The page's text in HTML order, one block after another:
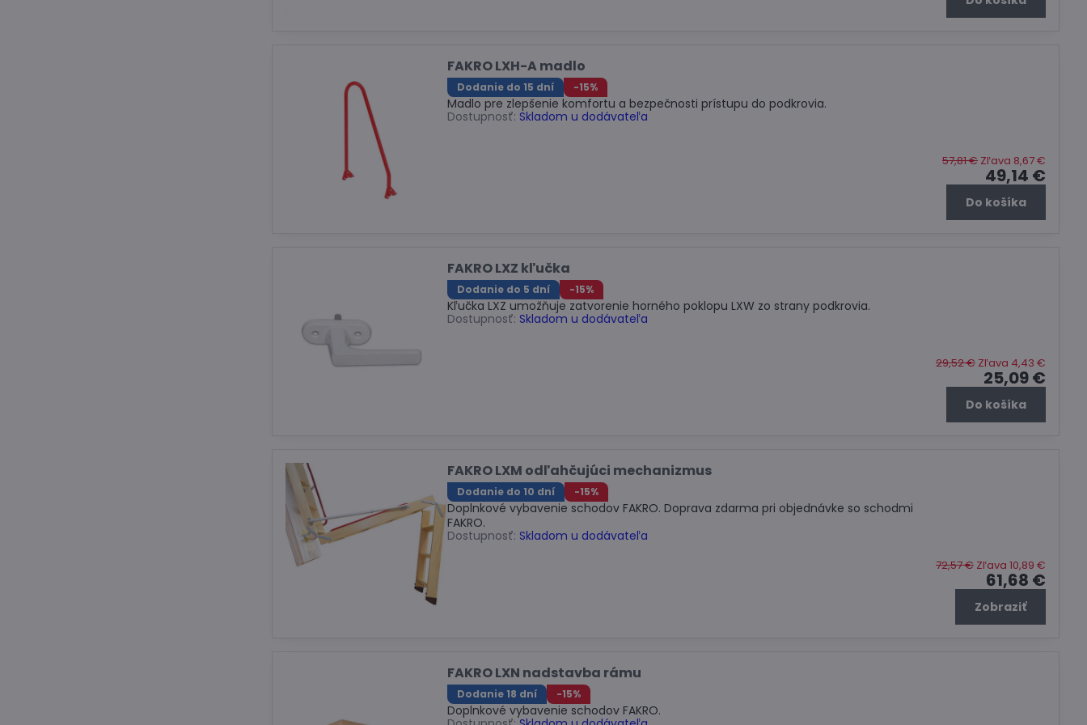
FAKRO LXH-A madlo
Dodanie do 15 dní -15%
Madlo pre zlepšenie komfortu a bezpečnosti prístupu do podkrovia.
Dostupnosť: Skladom u dodávateľa
49,14 €
57,81 € Zľava 8,67 €
Do košíka
FAKRO LXZ kľučka
Dodanie do 5 dní -15%
Kľučka LXZ umožňuje zatvorenie horného poklopu LXW zo strany podkrovia.
Dostupnosť: Skladom u dodávateľa
25,09 €
29,52 € Zľava 4,43 €
Do košíka
FAKRO LXM odľahčujúci mechanizmus
Dodanie do 10 dní -15%
Doplnkové vybavenie schodov FAKRO. Doprava zdarma pri objednávke so schodmi
FAKRO.
Dostupnosť: Skladom u dodávateľa
61,68 €
72,57 € Zľava 10,89 €
Zobraziť
FAKRO LXN nadstavba rámu
Dodanie 18 dní -15%
Doplnkové vybavenie schodov FAKRO.